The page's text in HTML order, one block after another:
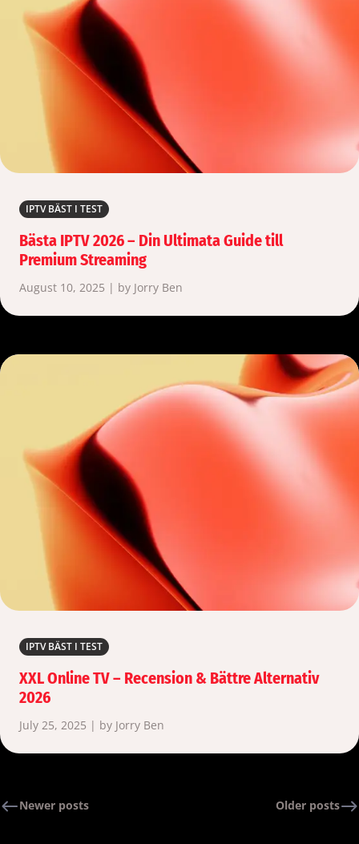
IPTV BÄST I TEST
Bästa IPTV 2026 – Din Ultimata Guide till
Premium Streaming
August 10, 2025 | by Jorry Ben
IPTV BÄST I TEST
XXL Online TV – Recension & Bättre Alternativ
2026
July 25, 2025 | by Jorry Ben
Newer posts Older posts